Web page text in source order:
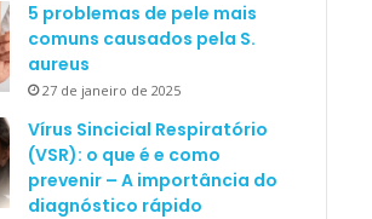
5 problemas de pele mais
comuns causados pela S.
aureus
27 de janeiro de 2025
Vírus Sincicial Respiratório
(VSR): o que é e como
prevenir – A importância do
diagnóstico rápido